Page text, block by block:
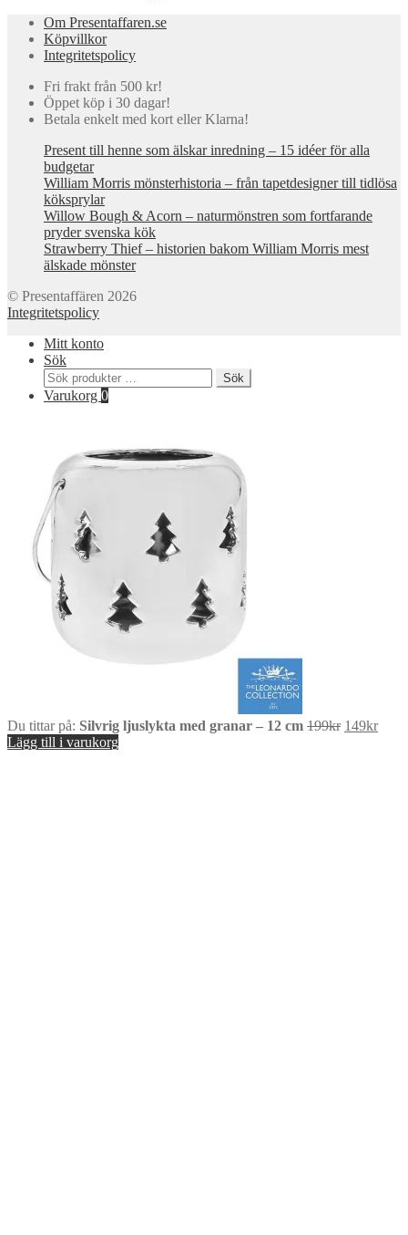
Om Presentaffaren.se
Köpvillkor
Integritetspolicy
Fri frakt från 500 kr!
Öppet köp i 30 dagar!
Betala enkelt med kort eller Klarna!
Present till henne som älskar inredning – 15 idéer för alla
budgetar
William Morris mönsterhistoria – från tapetdesigner till tidlösa
köksprylar
Willow Bough & Acorn – naturmönstren som fortfarande
pryder svenska kök
Strawberry Thief – historien bakom William Morris mest
älskade mönster
© Presentaffären 2026
Integritetspolicy
Mitt konto
Sök
Sök
efter:
Sök
Varukorg 0
Du tittar på: Silvrig ljuslykta med granar – 12 cm 199kr Det
149krDet
Lägg till i varukorg